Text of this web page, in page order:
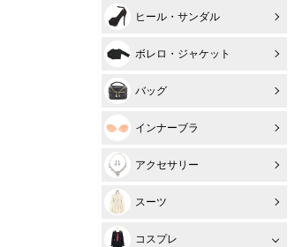
ヒール・サンダル
ボレロ・ジャケット
バッグ
インナーブラ
アクセサリー
スーツ
コスプレ